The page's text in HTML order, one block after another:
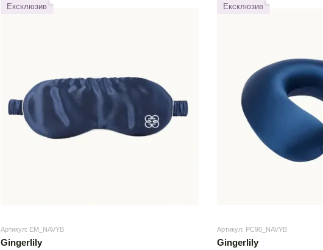
Ексклюзив
Артикул: EM_NAVYB
Gingerlily
Ексклюзив
Артикул: PC90_NAVYB
Gingerlily